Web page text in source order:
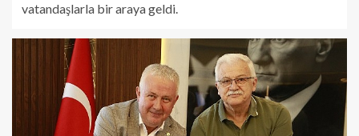
vatandaşlarla bir araya geldi.